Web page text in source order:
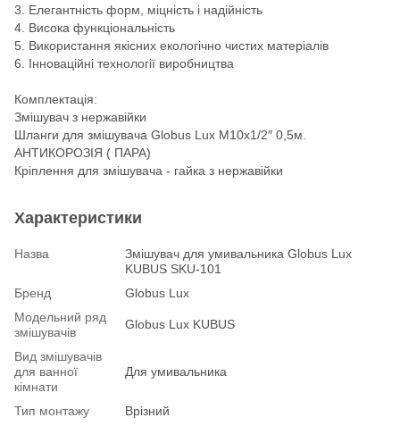
3. Елегантність форм, міцність і надійність
4. Висока функціональність
5. Використання якісних екологічно чистих матеріалів
6. Інноваційні технології виробництва
Комплектація:
Змішувач з нержавійки
Шланги для змішувача Globus Lux М10х1/2″ 0,5м.
АНТИКОРОЗІЯ ( ПАРА)
Кріплення для змішувача - гайка з нержавійки
Характеристики
Назва
Змішувач для умивальника Globus Lux
KUBUS SKU-101
Бренд
Globus Lux
Модельний ряд
змішувачів
Globus Lux KUBUS
Вид змішувачів
для ванної
кімнати
Для умивальника
Тип монтажу
Врізний